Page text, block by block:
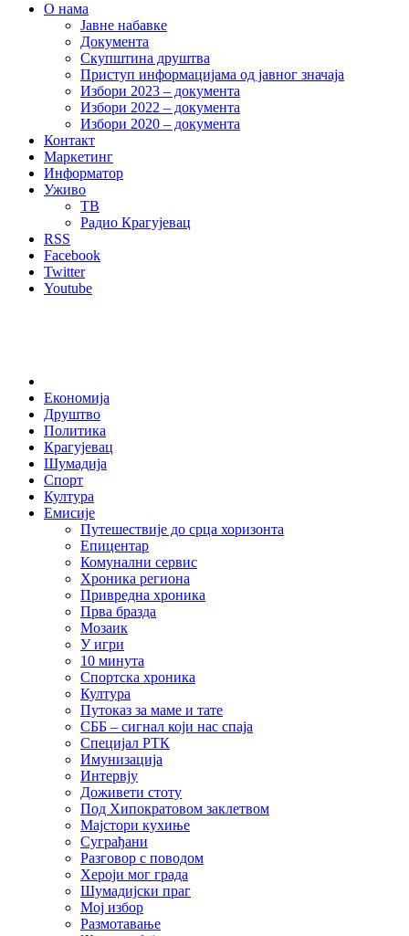
О нама
Јавне набавке
Документа
Скупштина друштва
Приступ информацијама од јавног значаја
Избори 2023 – документа
Избори 2022 – документа
Избори 2020 – документа
Контакт
Маркетинг
Информатор
Уживо
ТВ
Радио Крагујевац
RSS
Facebook
Twitter
Youtube
Економија
Друштво
Политика
Крагујевац
Шумадија
Спорт
Култура
Емисије
Путешествије до срца хоризонта
Епицентар
Комунални сервис
Хроника региона
Привредна хроника
Прва бразда
Мозаик
У игри
10 минута
Спортска хроника
Култура
Путоказ за маме и тате
СББ – сигнал који нас спаја
Специјал РТК
Имунизација
Интервју
Доживети стоту
Под Хипократовом заклетвом
Мајстори кухиње
Суграђани
Разговор с поводом
Хероји мог града
Шумадијски праг
Мој избор
Размотавање